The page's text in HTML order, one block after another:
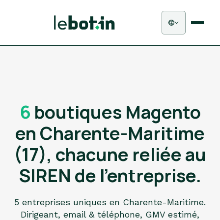
6 boutiques Magento
en Charente-Maritime
(17), chacune reliée au
SIREN de l'entreprise.
5 entreprises uniques en Charente-Maritime.
Dirigeant, email & téléphone, GMV estimé,